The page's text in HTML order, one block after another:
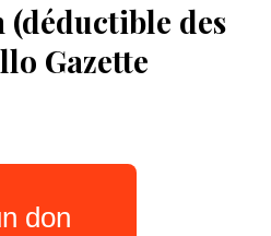
(déductible des
Gazette
don